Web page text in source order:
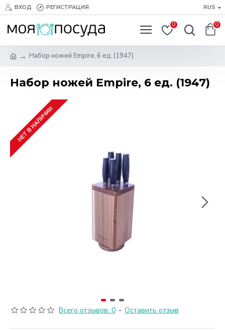
ВХОД РЕГИСТРАЦИЯ RUS
0 0
Набор ножей Empire, 6 ед. (1947)
Набор ножей Empire, 6 ед. (1947)
НЕТ В НАЛИЧИИ
Всего отзывов: 0 - Оставить отзыв